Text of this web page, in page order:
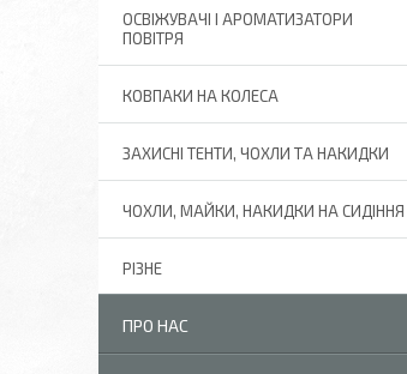
ОСВІЖУВАЧІ І АРОМАТИЗАТОРИ
ПОВІТРЯ
КОВПАКИ НА КОЛЕСА
ЗАХИСНІ ТЕНТИ, ЧОХЛИ ТА НАКИДКИ
ЧОХЛИ, МАЙКИ, НАКИДКИ НА СИДІННЯ
РІЗНЕ
ПРО НАС